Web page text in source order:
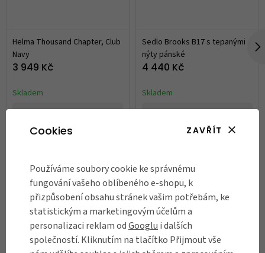
Helma Thousand Chapter, Club
Navy
3 949 Kč
Skladem
Sedlo Brooks B17 s tepanými
nýty pánské
4 440 Kč
Skladem
Články k produktu
Cookies ZAVŘÍT
Používáme soubory cookie ke správnému
fungování vašeho oblíbeného e-shopu, k
přizpůsobení obsahu stránek vašim potřebám, ke
statistickým a marketingovým účelům a
personalizaci reklam odGooglu i dalších
společností. Kliknutím na tlačítko Přijmout vše